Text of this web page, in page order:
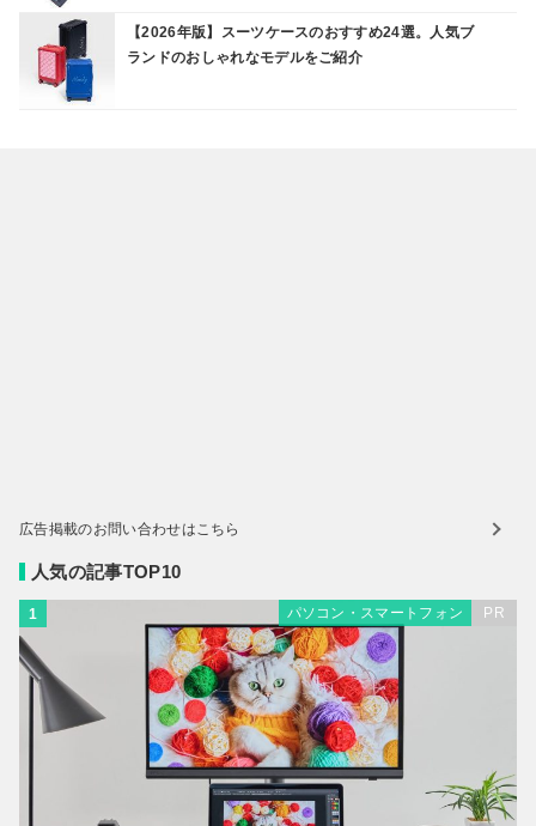
【2026年版】スーツケースのおすすめ24選。人気ブ
ランドのおしゃれなモデルをご紹介
広告掲載のお問い合わせはこちら
人気の記事TOP10
1 パソコン・スマートフォン PR